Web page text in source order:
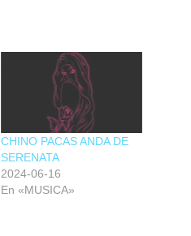
CHINO PACAS ANDA DE
SERENATA
2024-06-16
En «MUSICA»